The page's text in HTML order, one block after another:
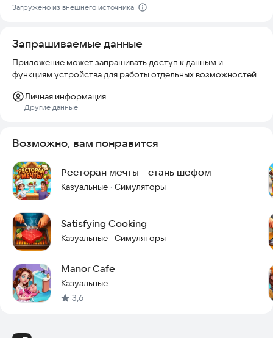
Загружено из внешнего источника
Запрашиваемые данные
Приложение может запрашивать доступ к данным и
функциям устройства для работы отдельных возможностей
Личная информация
Другие данные
Возможно, вам понравится
Ресторан мечты - стань шефом
Казуальные · Симуляторы
Satisfying Cooking
Казуальные · Симуляторы
Manor Cafe
Казуальные
3,6